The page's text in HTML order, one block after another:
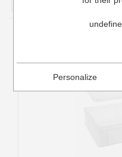
Personalize